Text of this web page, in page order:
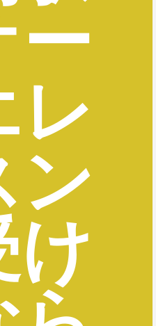
ー
レ
ン
け